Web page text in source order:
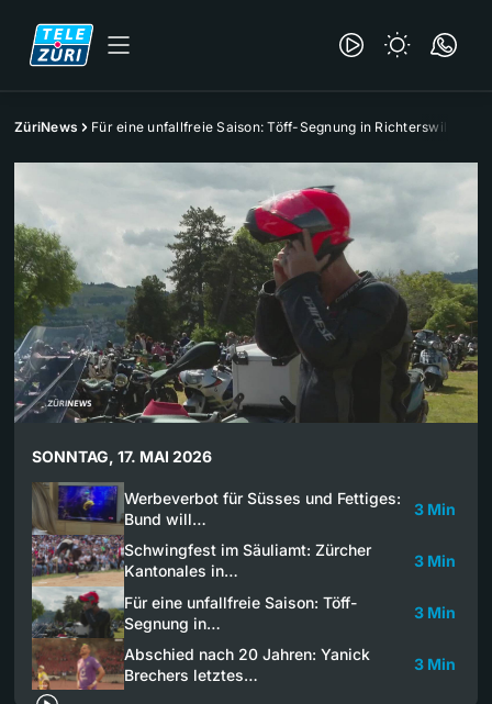
ZüriNews Für eine unfallfreie Saison: Töff-Segnung in Richterswil
SONNTAG, 17. MAI 2026
Werbeverbot für Süsses und Fettiges:
Bund will…
3 Min
Schwingfest im Säuliamt: Zürcher
Kantonales in…
3 Min
Für eine unfallfreie Saison: Töff-
Segnung in…
3 Min
Abschied nach 20 Jahren: Yanick
Brechers letztes…
3 Min